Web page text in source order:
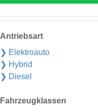
Antriebsart
❯ Elektroauto
❯ Hybrid
❯ Diesel
Fahrzeugklassen